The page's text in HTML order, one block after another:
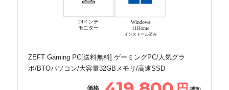
24インチ
モニター
Windows
11Home
インストール済み
ZEFT Gaming PC[送料無料] ゲーミングPC/人気グラ
ボ/BTOパソコン/大容量32GBメモリ/高速SSD
(税抜)